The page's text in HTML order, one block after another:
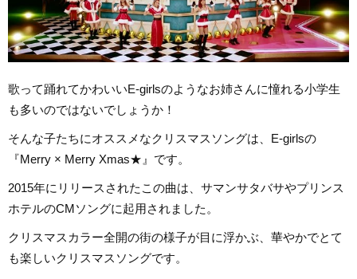
歌って踊れてかわいいE-girlsのようなお姉さんに憧れる小学生
も多いのではないでしょうか！
そんな子たちにオススメなクリスマスソングは、E-girlsの
『Merry × Merry Xmas★』です。
2015年にリリースされたこの曲は、サマンサタバサやプリンス
ホテルのCMソングに起用されました。
クリスマスカラー全開の街の様子が目に浮かぶ、華やかでとて
も楽しいクリスマスソングです。